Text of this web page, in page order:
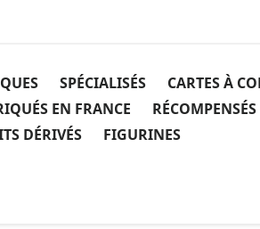
SPÉCIALISÉS CARTES À
EN FRANCE
DÉRIVÉS FIGURINES